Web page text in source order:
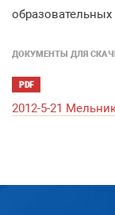
ДОКУМЕНТЫ ДЛЯ
PDF
2012-5-21